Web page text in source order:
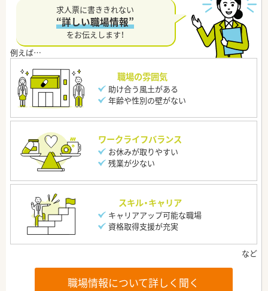
求人票に書ききれない
“詳しい職場情報”
をお伝えします！
職場の雰囲気
助け合う風土がある
年齢や性別の壁がない
ワークライフバランス
お休みが取りやすい
残業が少ない
スキル・キャリア
キャリアアップ可能な職場
資格取得支援が充実
職場情報について詳しく聞く